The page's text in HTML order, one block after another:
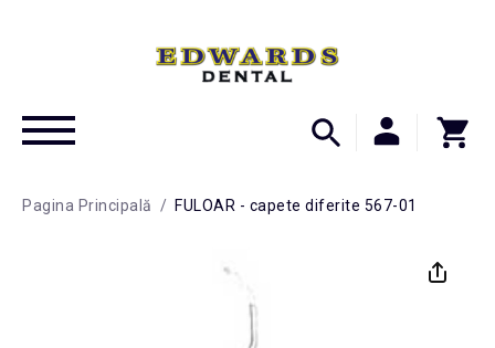
Pagina Principală / FULOAR - capete diferite 567-01